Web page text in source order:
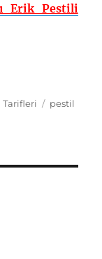
Erik Pestili
Tarifleri Etiketler
pestil